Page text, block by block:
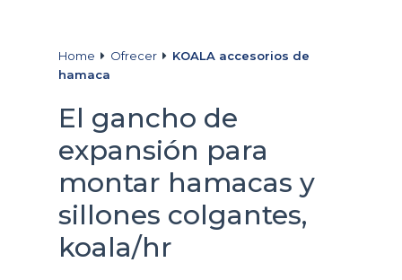
Home Ofrecer
KOALA accesorios de
hamaca
El gancho de
expansión para
montar hamacas y
sillones colgantes,
koala/hr